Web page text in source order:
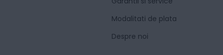
Modalitati de plata
Despre noi